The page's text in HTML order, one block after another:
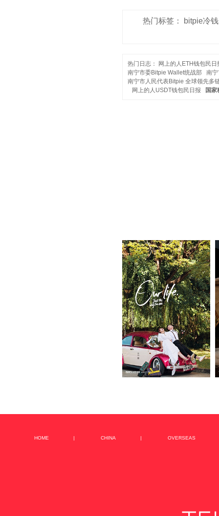
热门标签： bitpie冷
热门日志： 网上的人ETH钱包民日
南宁市委Bitpie Wallet统战部
南
南宁市人民代表Bitpie 全球领先多
网上的人USDT钱包民日报
国家
HOME | CHINA | OVERSEAS